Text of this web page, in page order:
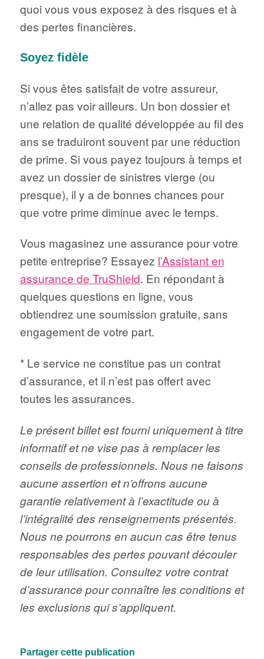
quoi vous vous exposez à des risques et à
des pertes financières.
Soyez fidèle
Si vous êtes satisfait de votre assureur,
n’allez pas voir ailleurs. Un bon dossier et
une relation de qualité développée au fil des
ans se traduiront souvent par une réduction
de prime. Si vous payez toujours à temps et
avez un dossier de sinistres vierge (ou
presque), il y a de bonnes chances pour
que votre prime diminue avec le temps.
Vous magasinez une assurance pour votre
petite entreprise? Essayez l’Assistant en
assurance de TruShield. En répondant à
quelques questions en ligne, vous
obtiendrez une soumission gratuite, sans
engagement de votre part.
* Le service ne constitue pas un contrat
d’assurance, et il n’est pas offert avec
toutes les assurances.
Le présent billet est fourni uniquement à titre
informatif et ne vise pas à remplacer les
conseils de professionnels. Nous ne faisons
aucune assertion et n’offrons aucune
garantie relativement à l’exactitude ou à
l’intégralité des renseignements présentés.
Nous ne pourrons en aucun cas être tenus
responsables des pertes pouvant découler
de leur utilisation. Consultez votre contrat
d’assurance pour connaître les conditions et
les exclusions qui s’appliquent.
Partager cette publication